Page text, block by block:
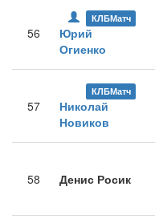
56
КЛБМатч
Юрий
Огиенко
57
КЛБМатч
Николай
Новиков
58 Денис Росик